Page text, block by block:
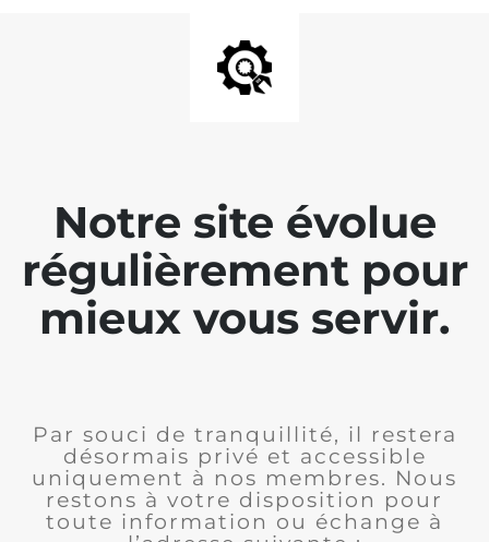
Notre site évolue
régulièrement pour
mieux vous servir.
Par souci de tranquillité, il restera
désormais privé et accessible
uniquement à nos membres. Nous
restons à votre disposition pour
toute information ou échange à